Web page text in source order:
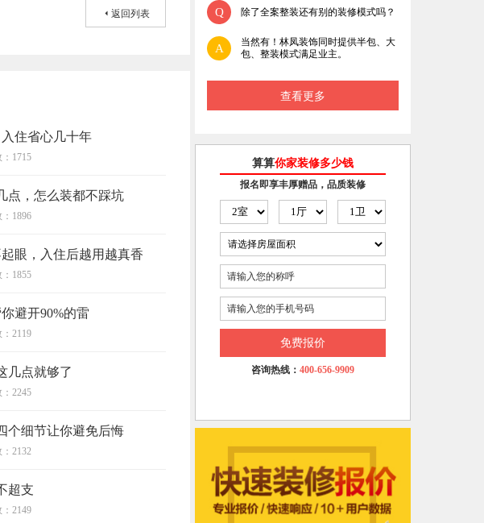
返回列表
住省心几十年
1715
点，怎么装都不踩坑
1896
眼，入住后越用越真香
1855
避开90%的雷
2119
几点就够了
2245
个细节让你避免后悔
2132
超支
2149
Q 除了全案整装还有别的装修模式吗？
A
当然有！林凤装饰同时提供半包、大
包、整装模式满足业主。
查看更多
算算你家装修多少钱
报名即享丰厚赠品，品质装修
免费报价
咨询热线： 400-656-9909